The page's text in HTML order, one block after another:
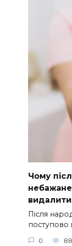
Чому
видалити
Після
поступово
0 88